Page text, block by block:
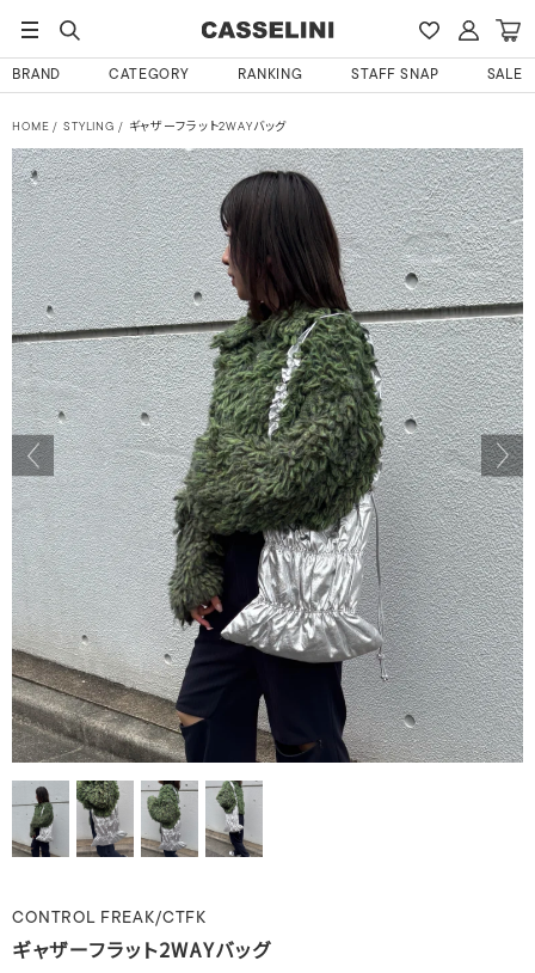
BRAND CATEGORY RANKING STAFF SNAP SALE
HOME STYLING ギャザーフラット2WAYバッグ
CONTROL FREAK/CTFK
ギャザーフラット2WAYバッグ